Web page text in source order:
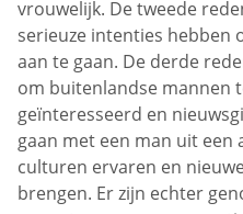
vrouwelijk. De tweede
serieuze intenties hebben
aan te gaan. De derde
om buitenlandse mannen
geïnteresseerd en
gaan met een man uit een
culturen ervaren en
brengen. Er zijn echter